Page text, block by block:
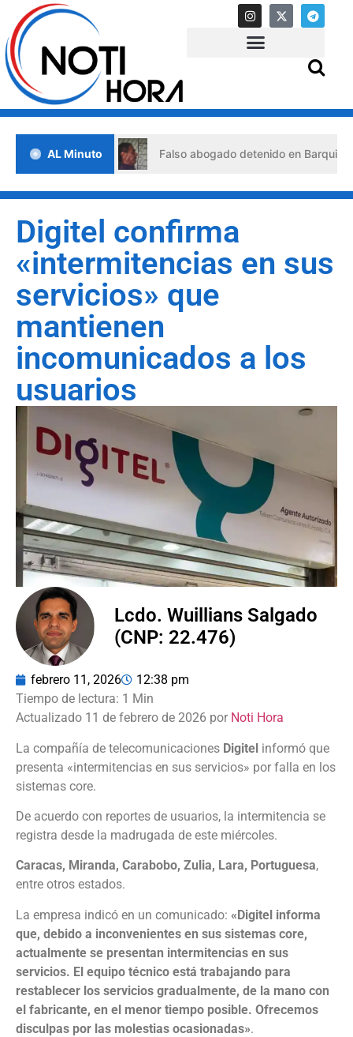
AL Minuto
crisis Falso abogado detenido en Barquisimeto:
Digitel confirma
«intermitencias en sus
servicios» que
mantienen
incomunicados a los
usuarios
Lcdo. Wuillians Salgado
(CNP: 22.476)
febrero 11, 2026 12:38 pm
Actualizado 11 de febrero de 2026 por Noti Hora
La compañía de telecomunicaciones Digitel informó que
presenta «intermitencias en sus servicios» por falla en los
sistemas core.
De acuerdo con reportes de usuarios, la intermitencia se
registra desde la madrugada de este miércoles.
Caracas, Miranda, Carabobo, Zulia, Lara, Portuguesa,
entre otros estados.
La empresa indicó en un comunicado: «Digitel informa
que, debido a inconvenientes en sus sistemas core,
actualmente se presentan intermitencias en sus
servicios. El equipo técnico está trabajando para
restablecer los servicios gradualmente, de la mano con
el fabricante, en el menor tiempo posible. Ofrecemos
disculpas por las molestias ocasionadas».